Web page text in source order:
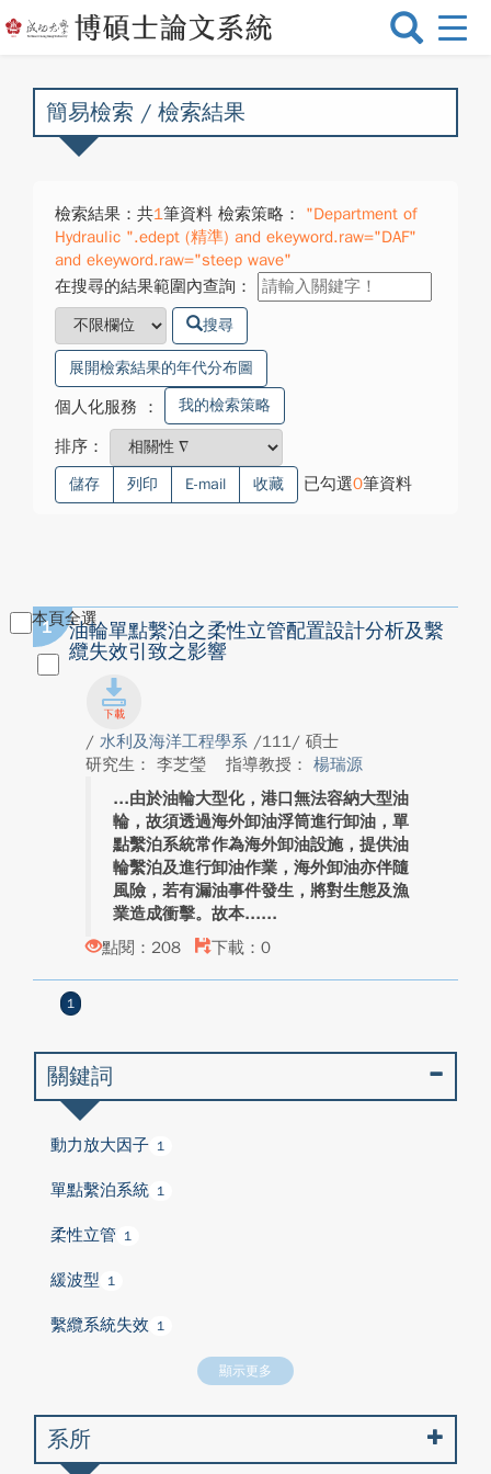
選
換
簡易檢索 / 檢索結果
檢索結果：共1筆資料 檢索策略：
"Department of
Hydraulic ".edept (精準) and ekeyword.raw="DAF"
and ekeyword.raw="steep wave"
在搜尋的結果範圍內查詢：
搜尋
展開檢索結果的年代分布圖
個人化服務 ： 我的檢索策略
排序：
儲存 列印 E-mail 收藏 已勾選0筆資料
本頁全選
1
油輪單點繫泊之柔性立管配置設計分析及繫
纜失效引致之影響
/ 水利及海洋工程學系 /111/ 碩士
研究生： 李芝瑩
指導教授： 楊瑞源
由於油輪大型化，港口無法容納大型油
輪，故須透過海外卸油浮筒進行卸油，單
點繫泊系統常作為海外卸油設施，提供油
輪繫泊及進行卸油作業，海外卸油亦伴隨
風險，若有漏油事件發生，將對生態及漁
業造成衝擊。故本...
點閱：208
下載：0
1
關鍵詞
動力放大因子 1
單點繫泊系統 1
柔性立管 1
緩波型 1
繫纜系統失效 1
顯示更多
系所